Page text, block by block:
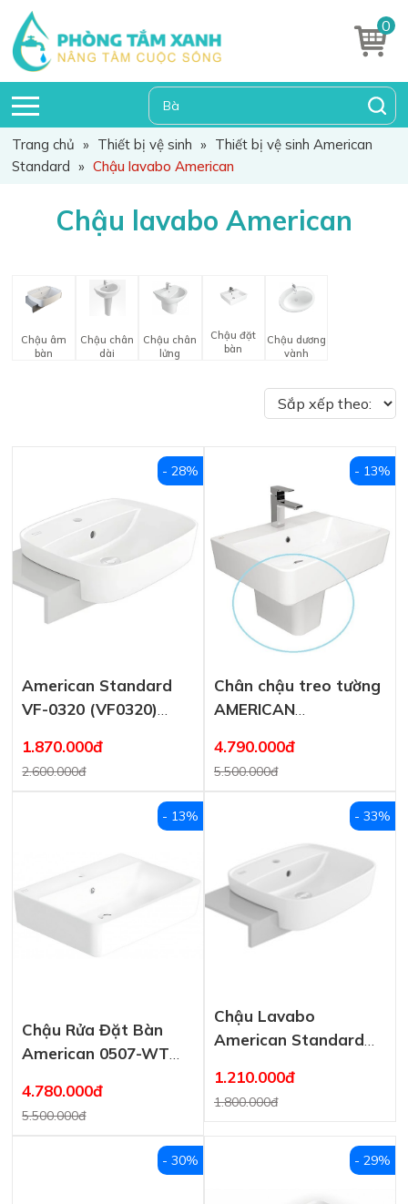
0
Trang chủ » Thiết bị vệ sinh » Thiết bị vệ sinh American
Standard » Chậu lavabo American
Chậu lavabo American
Chậu âm
bàn
Chậu chân
dài
Chậu chân
lửng
Chậu đặt
bàn
Chậu dương
vành
American Standard
VF-0320 (VF0320)
Bán Âm
1.870.000đ
2.600.000đ
- 28%
Chân chậu treo tường
AMERICAN
4.790.000đ
5.500.000đ
- 13%
Chậu Rửa Đặt Bàn
American 0507-WT
4.780.000đ
5.500.000đ
- 13%
Chậu Lavabo
American Standard
1.210.000đ
1.800.000đ
- 33%
- 30% - 29%